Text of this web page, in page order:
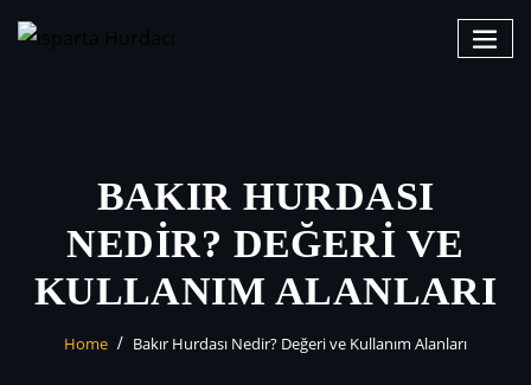
BAKIR HURDASI
NEDIR? DEĞERI VE
KULLANIM ALANLARI
Home Bakır Hurdası Nedir? Değeri ve Kullanım Alanları